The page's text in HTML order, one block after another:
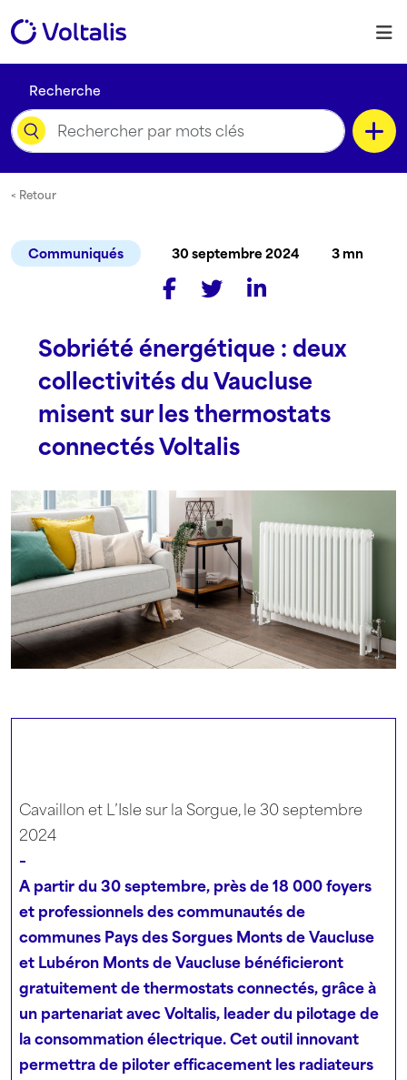
Recherche
Type de contenu
Langue
< Retour
Communiqués 30 septembre 2024 3 mn
Sobriété énergétique : deux
collectivités du Vaucluse
misent sur les thermostats
connectés Voltalis
Cavaillon et L’Isle sur la Sorgue, le 30 septembre
2024
–
A partir du 30 septembre, près de 18 000 foyers
et professionnels des communautés de
communes Pays des Sorgues Monts de Vaucluse
et Lubéron Monts de Vaucluse bénéficieront
gratuitement de thermostats connectés, grâce à
un partenariat avec Voltalis, leader du pilotage de
la consommation électrique. Cet outil innovant
permettra de piloter efficacement les radiateurs